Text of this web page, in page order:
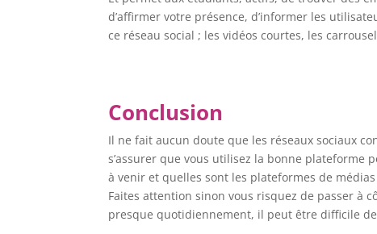
d’affirmer votre présence, d’informer les
ce réseau social ; les vidéos courtes, les
Conclusion
Il ne fait aucun doute que les réseaux sociaux
s’assurer que vous utilisez la bonne plateforme
à venir et quelles sont les plateformes de
Faites attention sinon vous risquez de passer à
presque quotidiennement, il peut être difficile